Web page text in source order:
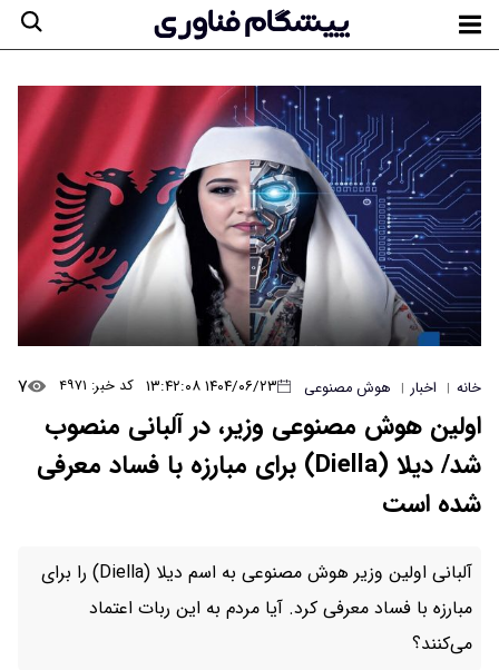
خانه | اخبار | هوش مصنوعی ۱۴۰۴/۰۶/۲۳ ۱۳:۴۲:۰۸ کد خبر: ۴۹۷۱ ۷
اولین هوش مصنوعی وزیر، در آلبانی منصوب
شد/ دیلا (Diella) برای مبارزه با فساد معرفی
شده است
آلبانی اولین وزیر هوش مصنوعی به اسم دیلا (Diella) را برای
مبارزه با فساد معرفی کرد. آیا مردم به این ربات اعتماد
می‌کنند؟